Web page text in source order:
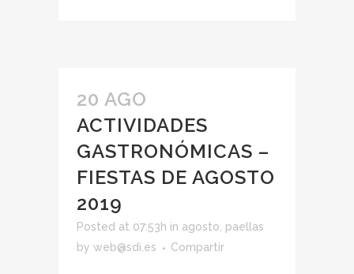
20 AGO
ACTIVIDADES
GASTRONÓMICAS –
FIESTAS DE AGOSTO
2019
Posted at 07:53h in agosto, paellas
by web@sdi.es Compartir